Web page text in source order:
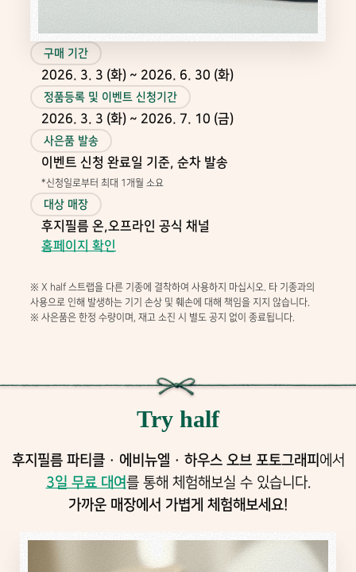
구매 기간
2026. 3. 3 (화) ~ 2026. 6. 30 (화)
정품등록 및 이벤트 신청기간
2026. 3. 3 (화) ~ 2026. 7. 10 (금)
사은품 발송
이벤트 신청 완료일 기준, 순차 발송
*신청일로부터 최대 1개월 소요
대상 매장
후지필름 온,오프라인 공식 채널
홈페이지 확인
※ X half 스트랩을 다른 기종에 결착하여 사용하지 마십시오. 타 기종과의
사용으로 인해 발생하는 기기 손상 및 훼손에 대해 책임을 지지 않습니다.
※ 사은품은 한정 수량이며, 재고 소진 시 별도 공지 없이 종료됩니다.
Try half
후지필름 파티클 · 에비뉴엘 · 하우스 오브 포토그래피 에서
3일 무료 대여를 통해 체험해보실 수 있습니다.
가까운 매장에서 가볍게 체험해보세요!